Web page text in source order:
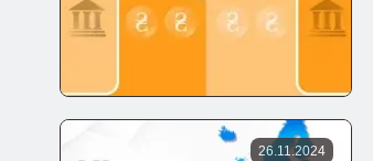
26.11.2024